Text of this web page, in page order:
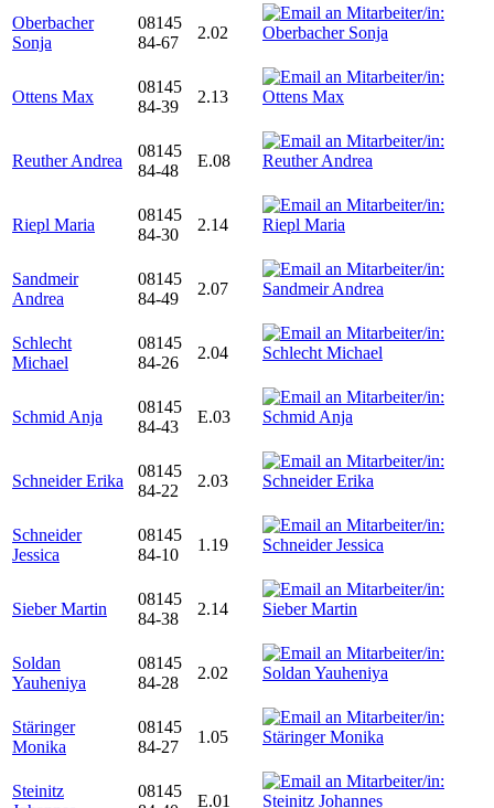
Oberbacher
Sonja
08145
84-67
2.02
Ottens Max
08145
84-39
2.13
Reuther Andrea
08145
84-48
E.08
Riepl Maria
08145
84-30
2.14
Sandmeir
Andrea
08145
84-49
2.07
Schlecht
Michael
08145
84-26
2.04
Schmid Anja
08145
84-43
E.03
Schneider Erika
08145
84-22
2.03
Schneider
Jessica
08145
84-10
1.19
Sieber Martin
08145
84-38
2.14
Soldan
Yauheniya
08145
84-28
2.02
Stäringer
Monika
08145
84-27
1.05
Steinitz
08145
E.01